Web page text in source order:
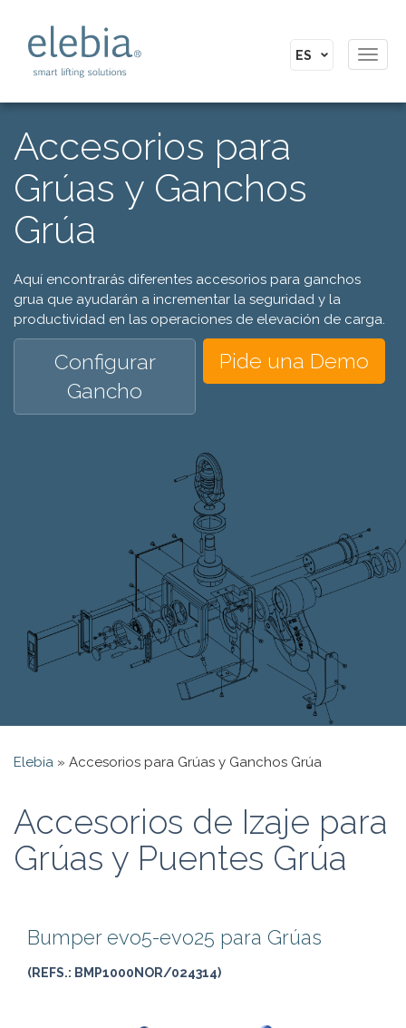
Accesorios para
Grúas y Ganchos
Grúa
Aquí encontrarás diferentes accesorios para ganchos
grua que ayudarán a incrementar la seguridad y la
productividad en las operaciones de elevación de carga.
Configurar
Gancho
Pide una Demo
Elebia » Accesorios para Grúas y Ganchos Grúa
Accesorios de Izaje para
Grúas y Puentes Grúa
Bumper evo5-evo25 para Grúas
(REFS.: BMP1000NOR/024314)